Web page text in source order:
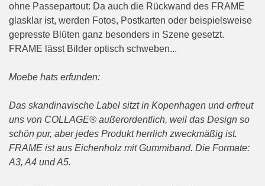
ohne Passepartout: Da auch die Rückwand des FRAME
glasklar ist, werden Fotos, Postkarten oder beispielsweise
gepresste Blüten ganz besonders in Szene gesetzt.
FRAME lässt Bilder optisch schweben...
Moebe hats erfunden:
Das skandinavische Label sitzt in Kopenhagen und erfreut
uns von COLLAGE® außerordentlich, weil das Design so
schön pur, aber jedes Produkt herrlich zweckmäßig ist.
FRAME ist aus Eichenholz mit Gummiband. Die Formate:
A3, A4 und A5.